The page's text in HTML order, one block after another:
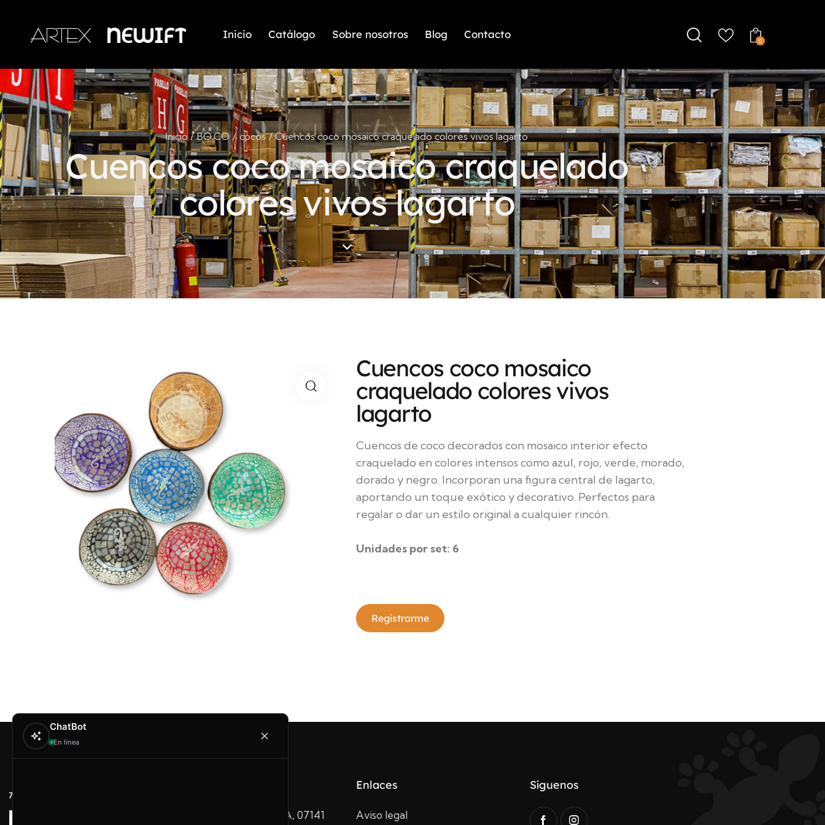
Inicio Catálogo Sobre nosotros Blog Contacto
0
Inicio BO.CO cocos Cuencos coco mosaico craquelado colores vivos lagarto
Cuencos coco mosaico craquelado
colores vivos lagarto
Cuencos coco mosaico
craquelado colores vivos
lagarto
Cuencos de coco decorados con mosaico interior efecto
craquelado en colores intensos como azul, rojo, verde, morado,
dorado y negro. Incorporan una figura central de lagarto,
aportando un toque exótico y decorativo. Perfectos para
regalar o dar un estilo original a cualquier rincón.
Unidades por set: 6
Registrarme
Carrer Conradors, 10A, 07141
Enlaces
Aviso legal
Síguenos
ChatBot
En línea